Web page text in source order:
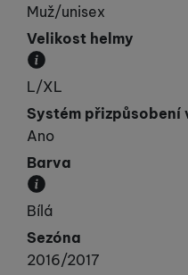
Muž/unisex
Velikost helmy
Obvod hlavy v cm.
L/XL
Systém přizpůsobení
Ano
Barva
Převládající barva
Bílá
Sezóna
2016/2017